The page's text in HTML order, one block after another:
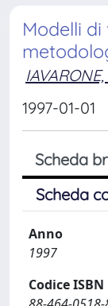
Modelli
1997-01-01
Scheda
Scheda
Anno
1997
Codice ISBN